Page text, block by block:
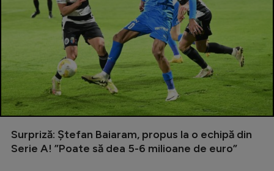
Surpriză: Ștefan Baiaram, propus la o echipă din
Serie A! ”Poate să dea 5-6 milioane de euro”